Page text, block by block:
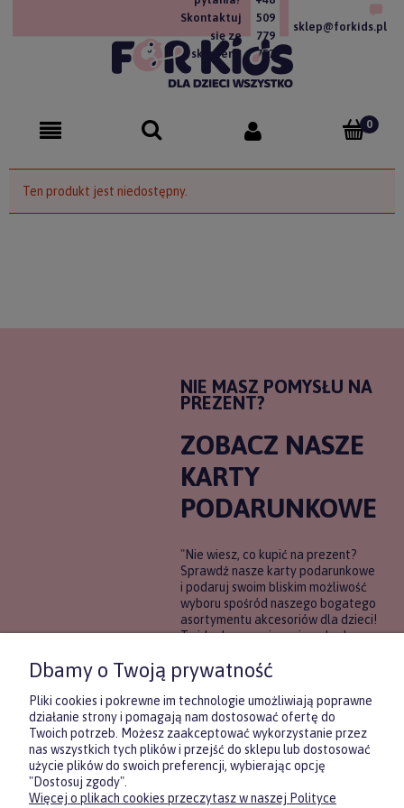
Skontaktuj
się ze
sklepem!
509
779
757
sklep@forkids.pl
Ten produkt jest niedostępny.
NIE MASZ POMYSŁU NA
PREZENT?
ZOBACZ NASZE
KARTY
PODARUNKOWE
"Nie wiesz, co kupić na prezent?
Sprawdź nasze karty podarunkowe
i podaruj swoim bliskim możliwość
wyboru spośród naszego bogatego
asortymentu akcesoriów dla dzieci!
To idealne rozwiązanie, gdy chcesz
pewności, co będzie najbardziej
trafione.
DOWIEDZ SIĘ WIĘCEJ
Dbamy o Twoją prywatność
Pliki cookies i pokrewne im technologie umożliwiają poprawne
działanie strony i pomagają nam dostosować ofertę do
Twoich potrzeb. Możesz zaakceptować wykorzystanie przez
nas wszystkich tych plików i przejść do sklepu lub dostosować
użycie plików do swoich preferencji, wybierając opcję
"Dostosuj zgody".
Więcej o plikach cookies przeczytasz w naszej Polityce